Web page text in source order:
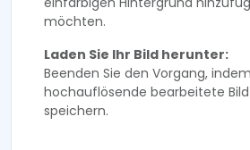
möchten.
Laden Sie Ihr Bild herunter:
Beenden Sie den Vorgang,
hochauflösende bearbeitete
speichern.